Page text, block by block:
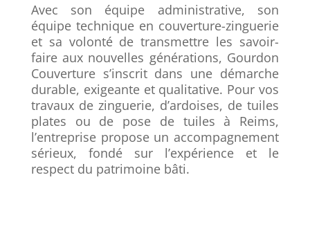
Avec son équipe administrative, son
équipe technique en couverture-zinguerie
et sa volonté de transmettre les savoir-
faire aux nouvelles générations, Gourdon
Couverture s’inscrit dans une démarche
durable, exigeante et qualitative. Pour vos
travaux de zinguerie, d’ardoises, de tuiles
plates ou de pose de tuiles à Reims,
l’entreprise propose un accompagnement
sérieux, fondé sur l’expérience et le
respect du patrimoine bâti.